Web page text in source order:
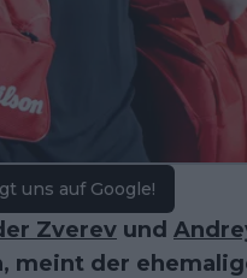
uns auf Google!
Zverev und
meint der